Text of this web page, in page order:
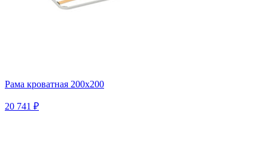
Рама кроватная 200х200
20 741 ₽